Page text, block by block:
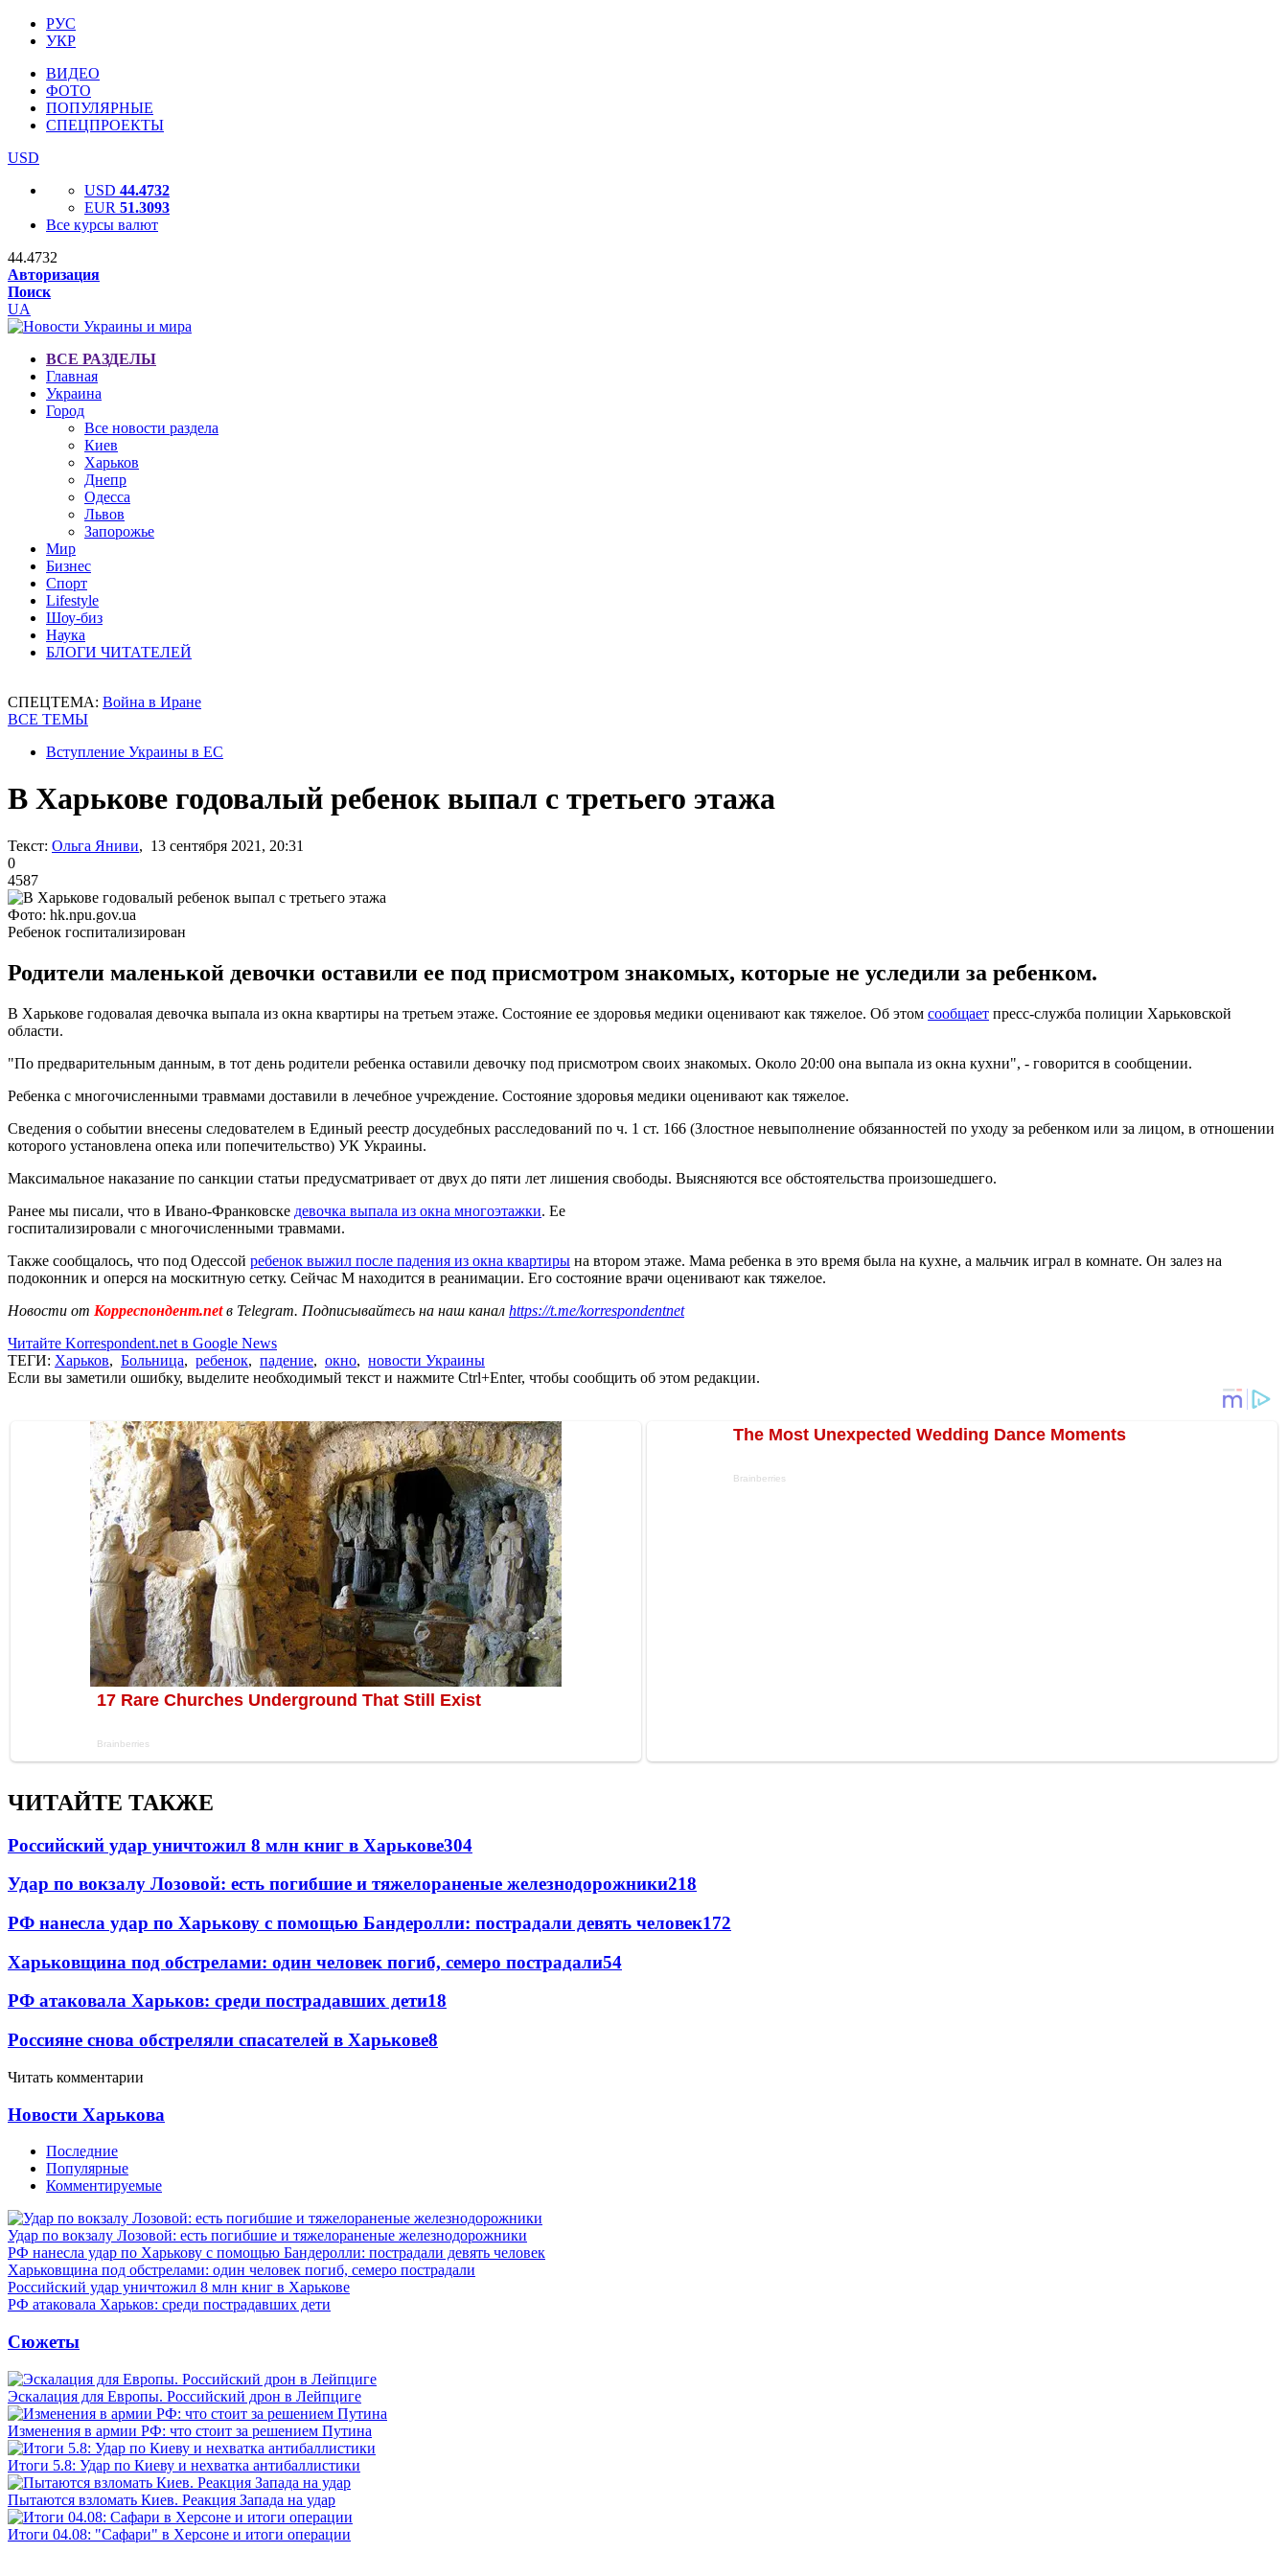
РУС
УКР
ВИДЕО
ФОТО
ПОПУЛЯРНЫЕ
СПЕЦПРОЕКТЫ
USD
USD 44.4732
EUR 51.3093
Все курсы валют
44.4732
Авторизация
Поиск
UA
ВСЕ РАЗДЕЛЫ
Главная
Украина
Город
Все новости раздела
Киев
Харьков
Днепр
Одесса
Львов
Запорожье
Мир
Бизнес
Спорт
Lifestyle
Шоу-биз
Наука
БЛОГИ ЧИТАТЕЛЕЙ
СПЕЦТЕМА: Война в Иране
ВСЕ ТЕМЫ
Вступление Украины в ЕС
В Харькове годовалый ребенок выпал с третьего этажа
Текст: Ольга Яниви, 13 сентября 2021, 20:31
0
4587
Фото: hk.npu.gov.ua
Ребенок госпитализирован
Родители маленькой девочки оставили ее под присмотром знакомых, которые не уследили за ребенком.
В Харькове годовалая девочка выпала из окна квартиры на третьем этаже. Состояние ее здоровья медики оценивают как тяжелое. Об этом сообщает пресс-служба полиции Харьковской
области.
"По предварительным данным, в тот день родители ребенка оставили девочку под присмотром своих знакомых. Около 20:00 она выпала из окна кухни", - говорится в сообщении.
Ребенка с многочисленными травмами доставили в лечебное учреждение. Состояние здоровья медики оценивают как тяжелое.
Сведения о событии внесены следователем в Единый реестр досудебных расследований по ч. 1 ст. 166 (Злостное невыполнение обязанностей по уходу за ребенком или за лицом, в отношении
которого установлена опека или попечительство) УК Украины.
Максимальное наказание по санкции статьи предусматривает от двух до пяти лет лишения свободы. Выясняются все обстоятельства произошедшего.
Ранее мы писали, что в Ивано-Франковске девочка выпала из окна многоэтажки. Ее
госпитализировали с многочисленными травмами.
Также сообщалось, что под Одессой ребенок выжил после падения из окна квартиры на втором этаже. Мама ребенка в это время была на кухне, а мальчик играл в комнате. Он залез на
подоконник и оперся на москитную сетку. Сейчас М находится в реанимации. Его состояние врачи оценивают как тяжелое.
Новости от Корреспондент.netв Telegram. Подписывайтесь на наш канал https://t.me/korrespondentnet
Читайте Korrespondent.net в Google News
ТЕГИ: Харьков, Больница, ребенок, падение, окно, новости Украины
Если вы заметили ошибку, выделите необходимый текст и нажмите Ctrl+Enter, чтобы сообщить об этом редакции.
ЧИТАЙТЕ ТАКЖЕ
Российский удар уничтожил 8 млн книг в Харькове304
Удар по вокзалу Лозовой: есть погибшие и тяжелораненые железнодорожники218
РФ нанесла удар по Харькову с помощью Бандеролли: пострадали девять человек172
Харьковщина под обстрелами: один человек погиб, семеро пострадали54
РФ атаковала Харьков: среди пострадавших дети18
Россияне снова обстреляли спасателей в Харькове8
Читать комментарии
Новости Харькова
Последние
Популярные
Комментируемые
Удар по вокзалу Лозовой: есть погибшие и тяжелораненые железнодорожники
РФ нанесла удар по Харькову с помощью Бандеролли: пострадали девять человек
Харьковщина под обстрелами: один человек погиб, семеро пострадали
Российский удар уничтожил 8 млн книг в Харькове
РФ атаковала Харьков: среди пострадавших дети
Сюжеты
Эскалация для Европы. Российский дрон в Лейпциге
Изменения в армии РФ: что стоит за решением Путина
Итоги 5.8: Удар по Киеву и нехватка антибаллистики
Пытаются взломать Киев. Реакция Запада на удар
Итоги 04.08: "Сафари" в Херсоне и итоги операции